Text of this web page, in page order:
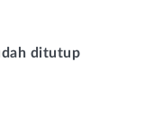
ditutup